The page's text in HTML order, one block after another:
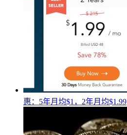
惠：5年月均$1，2年月均$1.99